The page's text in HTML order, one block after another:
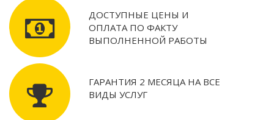
ДОСТУПНЫЕ ЦЕНЫ И
ОПЛАТА ПО ФАКТУ
ВЫПОЛНЕННОЙ РАБОТЫ
ГАРАНТИЯ 2 МЕСЯЦА НА ВСЕ
ВИДЫ УСЛУГ